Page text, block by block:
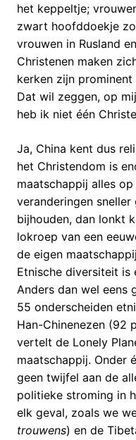
het keppeltje;
zwart hoofddoekje
vrouwen in Rusland
Christenen maken
kerken zijn
Dat wil zeggen, op
heb ik niet één
Ja, China kent dus
het Christendom is
maatschappij alles
veranderingen
bijhouden, dan lonkt
lokroep van een
de eigen
Etnische diversiteit is
Anders dan wel eens
55 onderscheiden
Han-Chinenezen (92
vertelt de Lonely
maatschappij. Onder
geen twijfel aan de
politieke stroming in
elk geval, zoals we
trouwens) en de